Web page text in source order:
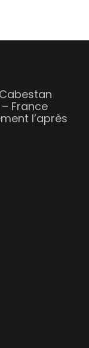
France
l’après